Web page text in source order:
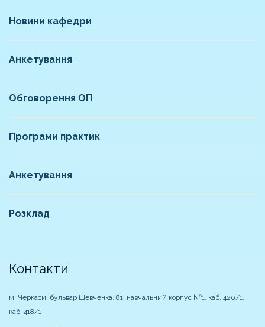
Новини кафедри
Анкетування
Обговорення ОП
Програми практик
Анкетування
Розклад
Контакти
м. Черкаси, бульвар Шевченка, 81, навчальний корпус №1, каб. 420/1,
каб. 418/1